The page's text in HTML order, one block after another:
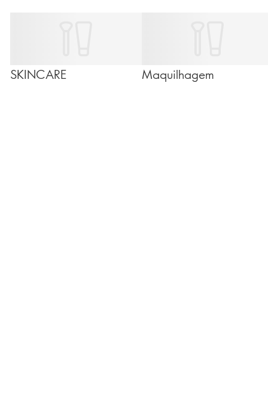
SKINCARE Maquilhagem